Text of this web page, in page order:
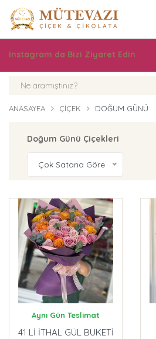
Instagram da Bizi Ziyaret Edin
ANASAYFA ÇIÇEK DOĞUM GÜNÜ
Doğum Günü Çiçekleri
Çok Satana Göre
Aynı Gün Teslimat
41 Lİ İTHAL GÜL BUKETİ